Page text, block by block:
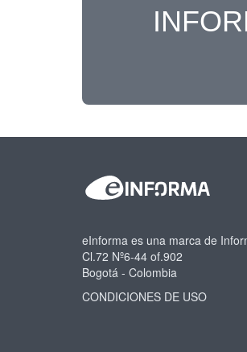
eInforma es una marca de
Cl.72 Nº6-44 of.902
Bogotá - Colombia
CONDICIONES DE USO